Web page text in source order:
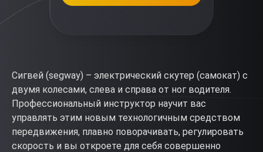
Сигвей (segway) – электрический скутер (самокат) с
двумя колесами, слева и справа от ног водителя.
Профессиональный инструктор научит вас
управлять этим новым технологичным средством
передвижения, плавно поворачивать, регулировать
скорость и вы откроете для себя совершенно